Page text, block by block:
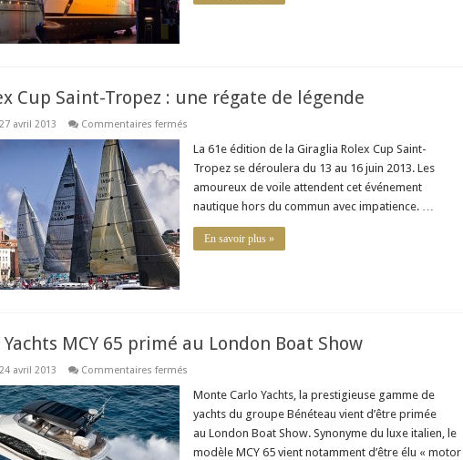
plus
Cup Saint-Tropez : une régate de légende
27 avril 2013 Commentaires ferméssur
Rolex
Saint-
Tropez
une
de
légende
La 61e édition de la Giraglia Rolex Cup Saint-
Tropez se déroulera du 13 au 16 juin 2013. Les
amoureux de voile attendent cet événement
nautique hors du commun avec impatience. …
En savoir plus »
MCY 65 primé au London Boat Show
24 avril 2013 Commentaires ferméssur
Carlo
MCY
65
primé
au
Monte Carlo Yachts, la prestigieuse gamme de
yachts du groupe Bénéteau vient d’être primée
au London Boat Show. Synonyme du luxe italien, le
modèle MCY 65 vient notamment d’être élu « motor